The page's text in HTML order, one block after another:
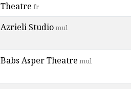
Theatre fr
Azrieli Studiomul
Babs Asper Theatre mul